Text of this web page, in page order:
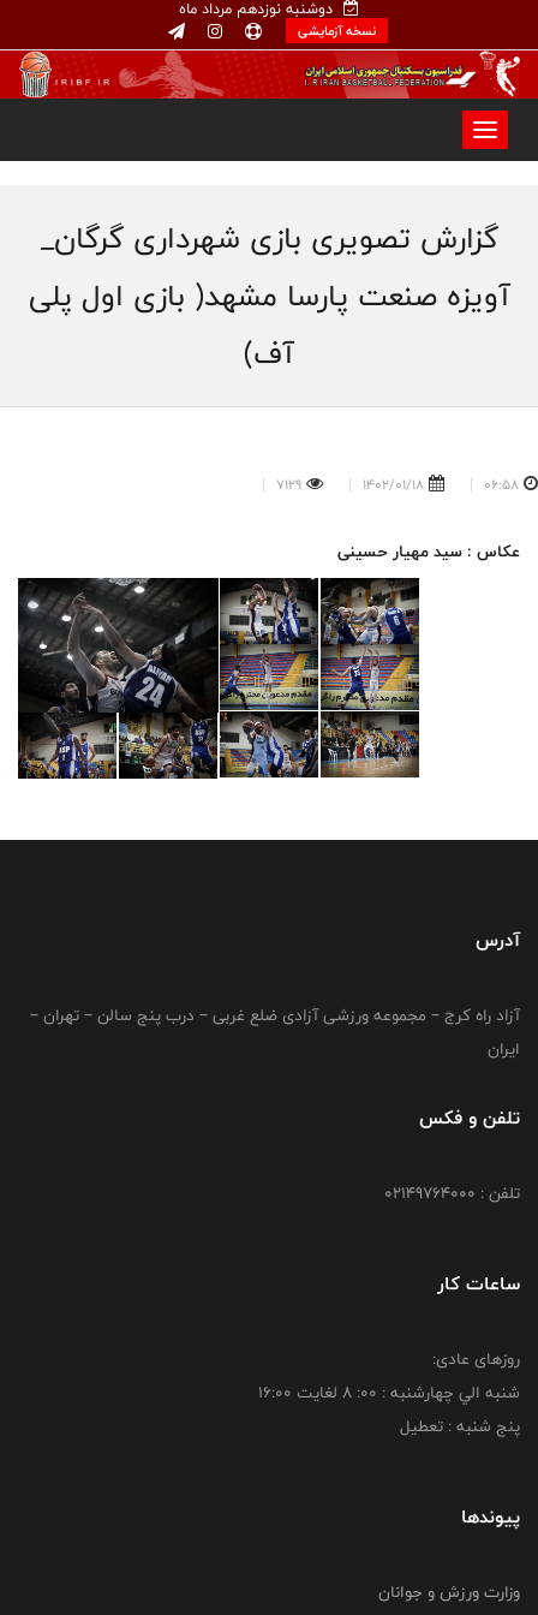
دوشنبه نوزدهم مرداد ماه
نسخه آزمایشی
گزارش تصویری بازی شهرداری گرگان_
آویزه صنعت پارسا مشهد( بازی اول پلی
آف)
06:58
1402/01/18
7129
عکاس : سید مهیار حسینی
آدرس
آزاد راه کرج – مجموعه ورزشی آزادی ضلع غربی – درب پنج سالن – تهران –
ایران
تلفن و فکس
تلفن : 02149764000
ساعات کار
روزهای عادی:
شنبه الي چهارشنبه : 00: 8 لغايت 16:00
پنج شنبه : تعطیل
پیوندها
وزارت ورزش و جوانان